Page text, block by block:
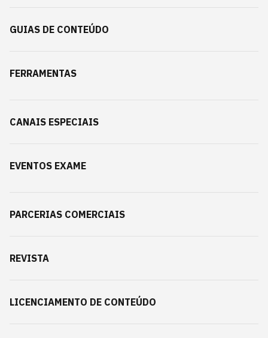
GUIAS DE CONTEÚDO
FERRAMENTAS
CANAIS ESPECIAIS
EVENTOS EXAME
PARCERIAS COMERCIAIS
REVISTA
LICENCIAMENTO DE CONTEÚDO